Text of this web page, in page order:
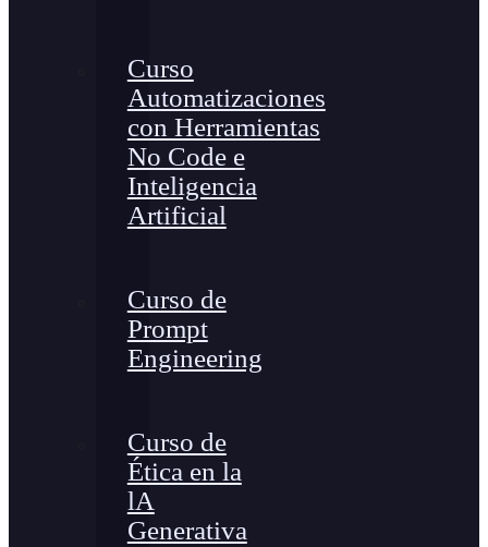
Curso
Automatizaciones
con Herramientas
No Code e
Inteligencia
Artificial
Curso de
Prompt
Engineering
Curso de
Ética en la
lA
Generativa